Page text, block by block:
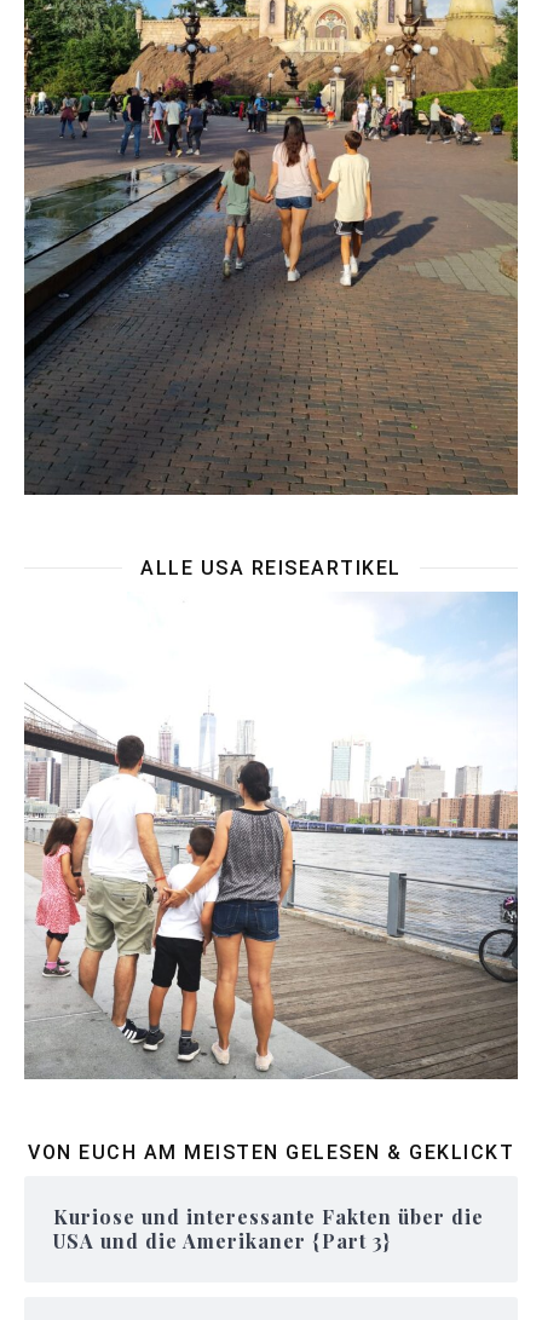
ALLE USA REISEARTIKEL
VON EUCH AM MEISTEN GELESEN & GEKLICKT
Kuriose und interessante Fakten über die
USA und die Amerikaner {Part 3}